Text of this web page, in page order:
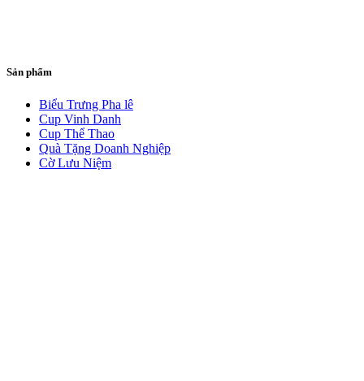
Sản phẩm
Biểu Trưng Pha lê
Cup Vinh Danh
Cup Thể Thao
Quà Tặng Doanh Nghiệp
Cờ Lưu Niệm